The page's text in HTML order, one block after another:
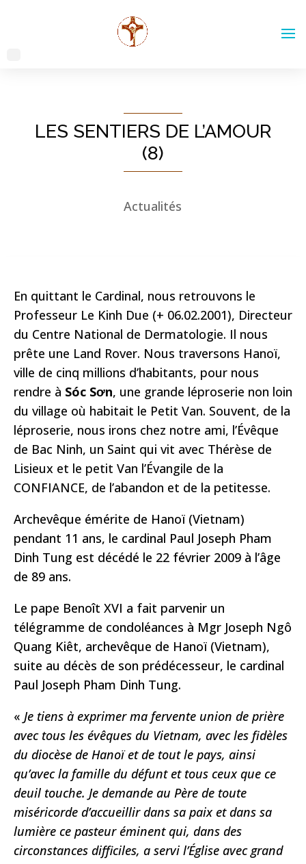
LES SENTIERS DE L’AMOUR
(8)
Actualités
En quittant le Cardinal, nous retrouvons le
Professeur Le Kinh Due (+ 06.02.2001), Directeur
du Centre National de Dermatologie. Il nous
prête une Land Rover. Nous traversons Hanoï,
ville de cinq millions d’habitants, pour nous
rendre à Sóc Sơn, une grande léproserie non loin
du village où habitait le Petit Van. Souvent, de la
léproserie, nous irons chez notre ami, l’Évêque
de Bac Ninh, un Saint qui vit avec Thérèse de
Lisieux et le petit Van l’Évangile de la
CONFIANCE, de l’abandon et de la petitesse.
Archevêque émérite de Hanoï (Vietnam)
pendant 11 ans, le cardinal Paul Joseph Pham
Dinh Tung est décédé le 22 février 2009 à l’âge
de 89 ans.
Le pape Benoît XVI a fait parvenir un
télégramme de condoléances à Mgr Joseph Ngô
Quang Kiêt, archevêque de Hanoï (Vietnam),
suite au décès de son prédécesseur, le cardinal
Paul Joseph Pham Dinh Tung.
« Je tiens à exprimer ma fervente union de prière
avec tous les évêques du Vietnam, avec les fidèles
du diocèse de Hanoï et de tout le pays, ainsi
qu’avec la famille du défunt et tous ceux que ce
deuil touche. Je demande au Père de toute
miséricorde d’accueillir dans sa paix et dans sa
lumière ce pasteur éminent qui, dans des
circonstances difficiles, a servi l’Église avec grand